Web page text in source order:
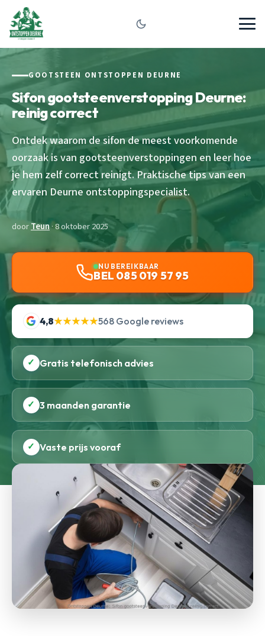
GOOTSTEEN ONTSTOPPEN DEURNE
Sifon gootsteenverstopping Deurne:
reinig correct
Ontdek waarom de sifon de meest voorkomende
oorzaak is van gootsteenverstoppingen en leer hoe
je hem zelf correct reinigt. Praktische tips van een
ervaren Deurne ontstoppingspecialist.
doorTeun· 8 oktober 2025
NU BEREIKBAAR
BEL 085 019 57 95
4,8★★★★★568 Google reviews
✓ Gratis telefonisch advies
✓ 3 maanden garantie
✓ Vaste prijs vooraf